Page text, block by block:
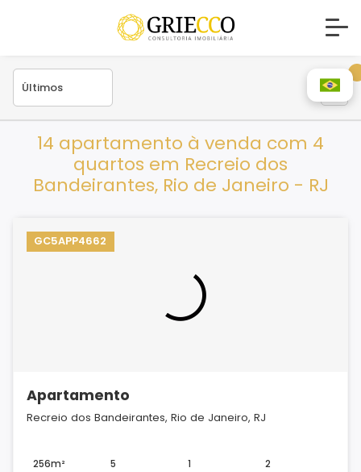
14 apartamento à venda com 4
quartos em Recreio dos
Bandeirantes, Rio de Janeiro - RJ
GC5APP4662
Apartamento
Recreio dos Bandeirantes, Rio de Janeiro, RJ
256m² 5 1 2